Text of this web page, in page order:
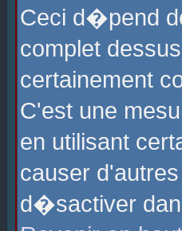
Ceci d�pend
complet
certainement
C'est une
en utilisant
causer
d�sactiver